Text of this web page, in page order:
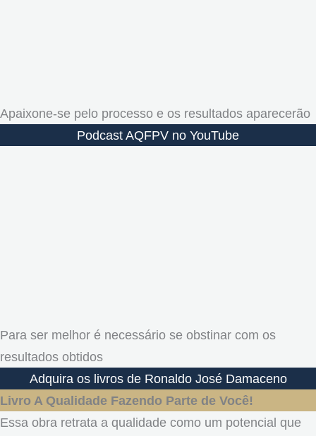
Apaixone-se pelo processo e os resultados aparecerão
Podcast AQFPV no YouTube
Para ser melhor é necessário se obstinar com os
resultados obtidos
Adquira os livros de Ronaldo José Damaceno
Livro A Qualidade Fazendo Parte de Você!
Essa obra retrata a qualidade como um potencial que